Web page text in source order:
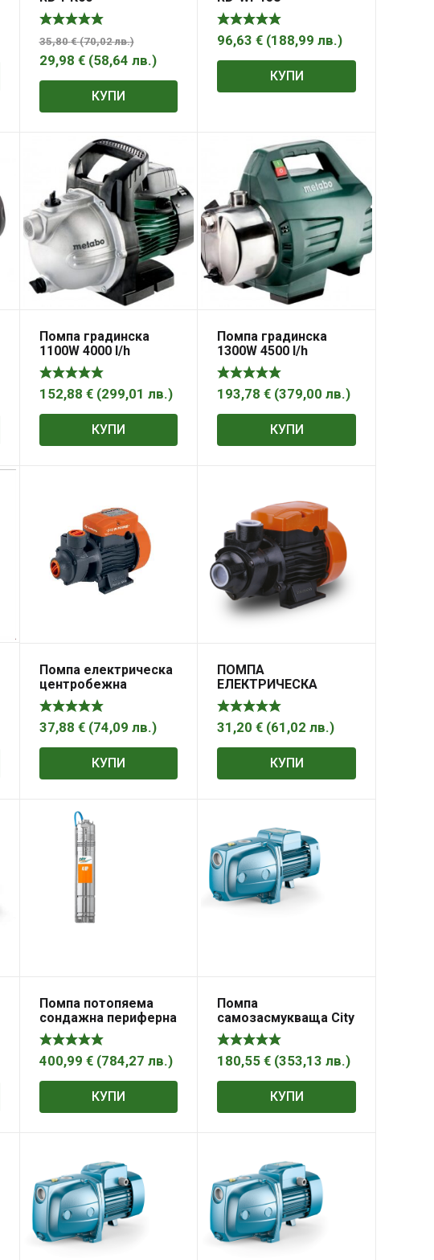
35,80€ (70,02лв.)
29,98 € (58,64 лв.)
КУПИ
96,63€ (188,99лв.)
КУПИ
Помпа градинска
1100W 4000 l/h
METABO P 4000 G
152,88 € (299,01 лв.)
КУПИ
Помпа градинска
1300W 4500 l/h
METABO P 4500 INOX
193,78€ (379,00лв.)
КУПИ
Помпа електрическа
центробежна
едностъпална 370W,
1800 l/h, 8m
37,88 € (74,09 лв.)
КУПИ
ПОМПА
ЕЛЕКТРИЧЕСКА
ЦЕНТРОБЕЖНА
ЕДНОСТЪПАЛНА
DAEWOO DAEQB60
31,20€ (61,02лв.)
КУПИ
Помпа потопяема
сондажна периферна
за чиста вода City
Pumps 0.3- 3м3/ ч, 68-
5м 4IP- DAVIS
400,99 € (784,27 лв.)
КУПИ
Помпа
самозасмукваща City
Pumps за чиста вода
0.3- 3.6м3/ ч, 32- 10м,
1″, 9 м, JS 05MX
180,55€ (353,13лв.)
КУПИ